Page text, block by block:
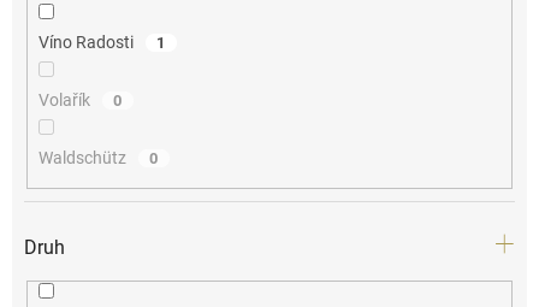
Víno Radosti 1
Volařík 0
Waldschütz 0
Druh